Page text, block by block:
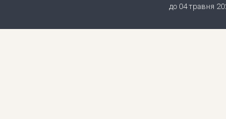
до 04 травня